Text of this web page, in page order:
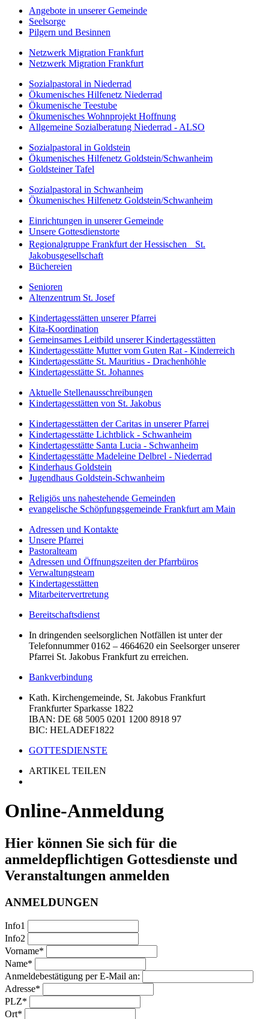
Angebote in unserer Gemeinde
Seelsorge
Pilgern und Besinnen
Netzwerk Migration Frankfurt
Netzwerk Migration Frankfurt
Sozialpastoral in Niederrad
Ökumenisches Hilfenetz Niederrad
Ökumenische Teestube
Ökumenisches Wohnprojekt Hoffnung
Allgemeine Sozialberatung Niederrad - ALSO
Sozialpastoral in Goldstein
Ökumenisches Hilfenetz Goldstein/Schwanheim
Goldsteiner Tafel
Sozialpastoral in Schwanheim
Ökumenisches Hilfenetz Goldstein/Schwanheim
Einrichtungen in unserer Gemeinde
Unsere Gottesdienstorte
Regionalgruppe Frankfurt der Hessischen St.
Jakobusgesellschaft
Büchereien
Senioren
Altenzentrum St. Josef
Kindertagesstätten unserer Pfarrei
Kita-Koordination
Gemeinsames Leitbild unserer Kindertagesstätten
Kindertagesstätte Mutter vom Guten Rat - Kinderreich
Kindertagesstätte St. Mauritius - Drachenhöhle
Kindertagesstätte St. Johannes
Aktuelle Stellenausschreibungen
Kindertagesstätten von St. Jakobus
Kindertagesstätten der Caritas in unserer Pfarrei
Kindertagesstätte Lichtblick - Schwanheim
Kindertagesstätte Santa Lucia - Schwanheim
Kindertagesstätte Madeleine Delbrel - Niederrad
Kinderhaus Goldstein
Jugendhaus Goldstein-Schwanheim
Religiös uns nahestehende Gemeinden
evangelische Schöpfungsgemeinde Frankfurt am Main
Adressen und Kontakte
Unsere Pfarrei
Pastoralteam
Adressen und Öffnungszeiten der Pfarrbüros
Verwaltungsteam
Kindertagesstätten
Mitarbeitervertretung
Bereitschaftsdienst
In dringenden seelsorglichen Notfällen ist unter der
Telefonnummer 0162 – 4664620 ein Seelsorger unserer
Pfarrei St. Jakobus Frankfurt zu erreichen.
Bankverbindung
Kath. Kirchengemeinde, St. Jakobus Frankfurt
Frankfurter Sparkasse 1822
IBAN: DE 68 5005 0201 1200 8918 97
BIC: HELADEF1822
GOTTESDIENSTE
ARTIKEL TEILEN
Online-Anmeldung
Hier können Sie sich für die
anmeldepflichtigen Gottesdienste und
Veranstaltungen anmelden
ANMELDUNGEN
Info1
Info2
Vorname*
Name*
Anmeldebestätigung per E-Mail an:
Adresse*
PLZ*
Ort*